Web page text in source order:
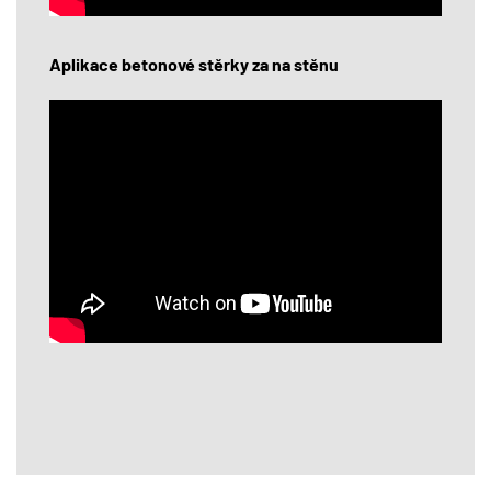
Aplikace betonové stěrky za na stěnu